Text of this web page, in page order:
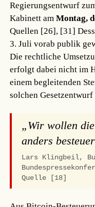
Regierungsentwurf
Kabinett amMontag,
Quellen [26], [31]
3. Juli vorab publik
Die rechtliche
erfolgt dabei nicht im
einem begleitenden
solchen
„Wir wollen
anders
Lars Klingbeil,
Quelle [18]